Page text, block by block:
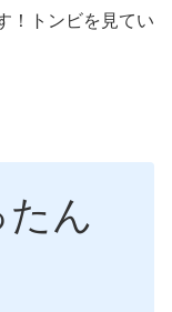
！トンビを見てい
たん